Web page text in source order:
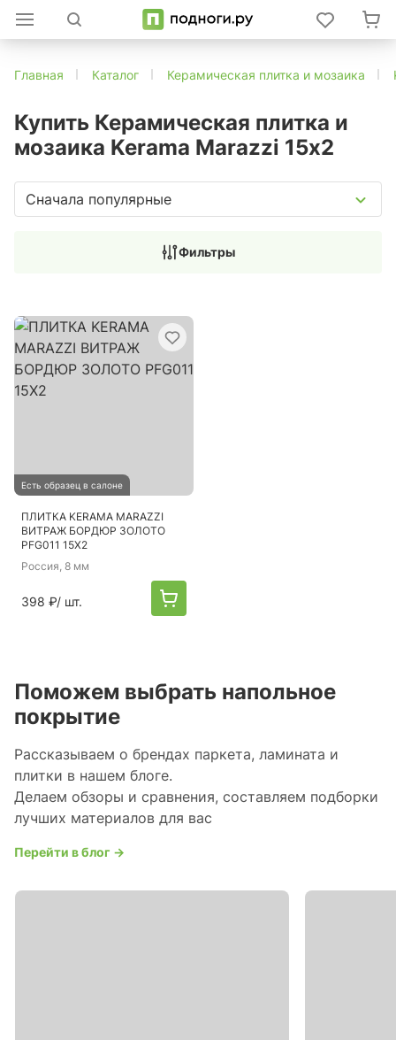
Главная Каталог Керамическая плитка и мозаика
Купить Керамическая плитка и
мозаика Kerama Marazzi 15х2
Сначала популярные
Фильтры
Есть образец в салоне
ПЛИТКА KERAMA MARAZZI
ВИТРАЖ БОРДЮР ЗОЛОТО
PFG011 15Х2
Россия, 8 мм
398 ₽/ шт.
Поможем выбрать напольное
покрытие
Рассказываем о брендах паркета, ламината и
плитки в нашем блоге.
Делаем обзоры и сравнения, составляем подборки
лучших материалов для вас
Перейти в блог →